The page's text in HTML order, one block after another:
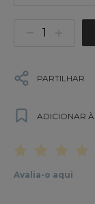
PARTILHAR
ADICIONAR À
Avalia-o aqui